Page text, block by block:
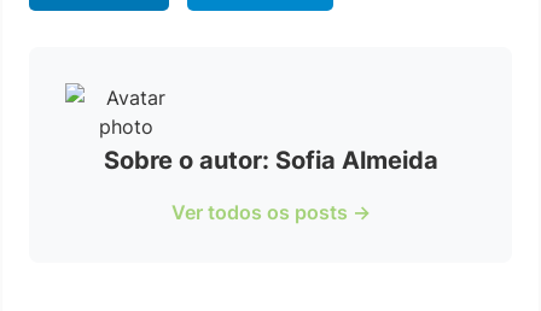
Sobre o autor: Sofia Almeida
Ver todos os posts →